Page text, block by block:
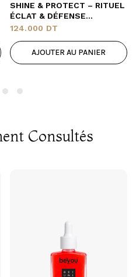
SHINE & PROTECT – RITUEL
ÉCLAT & DÉFENSE
QUOTIDIENNE / PEAUX
124.000 DT
AJOUTER AU PANIER
Consultés